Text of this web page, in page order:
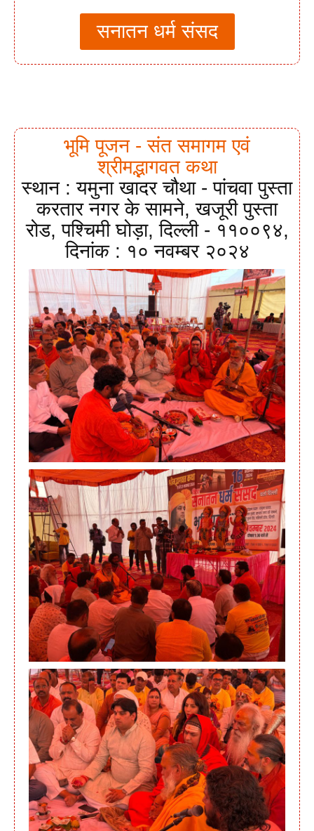
सनातन धर्म संसद
भूमि पूजन - संत समागम एवं
श्रीमद्भागवत कथा
स्थान : यमुना खादर चौथा - पांचवा पुस्ता
करतार नगर के सामने, खजूरी पुस्ता
रोड, पश्चिमी घोड़ा, दिल्ली - ११००९४,
दिनांक : १० नवम्बर २०२४